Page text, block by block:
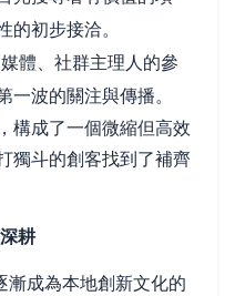
的初步接洽。
體、社群主理人的參
波的關注與傳播。
構成了一個微縮但高效
獨斗的創客找到了補齊
耕
漸成為本地創新文化的